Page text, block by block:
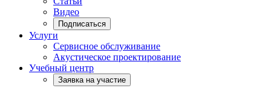
Видео
Подписаться
Услуги
Сервисное обслуживание
Акустическое проектирование
Учебный центр
Заявка на участие